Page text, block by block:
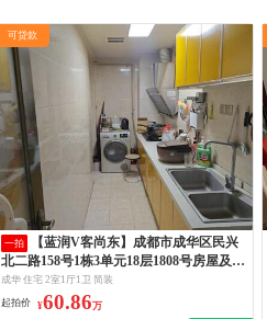
可贷款
一拍
北二路158号1栋3单元18层1808号房屋及附
着装修
成华 住宅 2室1厅1卫 简装
起拍价 ¥60.86万